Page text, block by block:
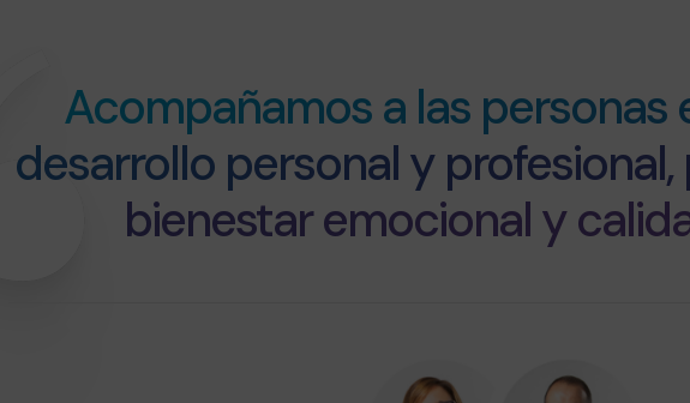
Acompañamos a las personas
desarrollo personal y
bienestar emocional y